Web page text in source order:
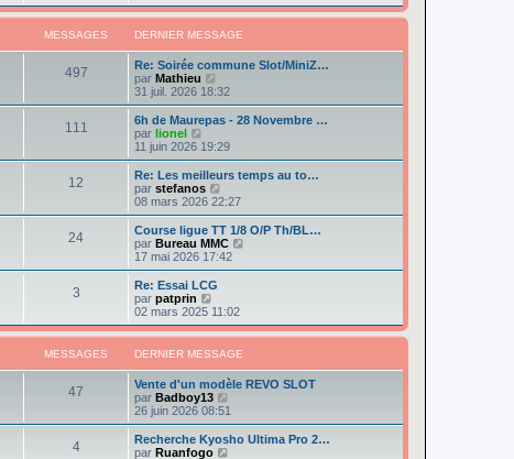
e
e
s
s
g
e
i
r
m
e
s
a
d
r
n
i
r
m
e
s
a
g
e
MESSAGES DERNIER MESSAGE
497
Re: Soirée commune Slot/MiniZ…
par Mathieu
o
i
r
e
r
n
i
r
m
e
s
g
e
31 juil. 2026 18:32
111
6h de Maurepas - 28 Novembre …
par lionel
o
i
r
l
e
r
n
i
r
m
e
s
a
g
e
11 juin 2026 19:29
12
Re: Les meilleurs temps au to…
par stefanos
o
i
r
l
e
n
i
e
m
e
s
s
a
g
e
08 mars 2026 22:27
24
Course ligue TT 1/8 O/P Th/BL…
par Bureau MMC
i
e
i
e
e
s
17 mai 2026 17:42
3
Re: Essai LCG
par patprin
o
i
r
l
e
r
n
i
e
r
02 mars 2025 11:02
MESSAGES DERNIER MESSAGE
47
Vente d'un modèle REVO SLOT
par Badboy13
i
r
26 juin 2026 08:51
4
Recherche Kyosho Ultima Pro 2…
par Ruanfogo